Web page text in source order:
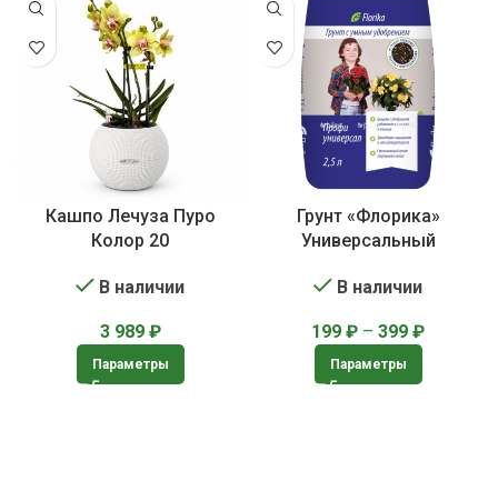
Кашпо Лечуза Пуро
Колор 20
В наличии
3 989 ₽
Параметры
Грунт «Флорика»
Универсальный
В наличии
199 ₽ – 399 ₽
Параметры